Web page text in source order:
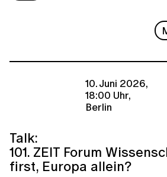
10. Juni 2026,
18:00 Uhr,
Berlin
Talk:
101. ZEIT Forum
first, Europa allein?